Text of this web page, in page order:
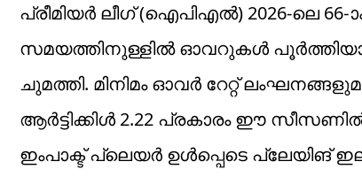
പ്രീമിയർ ലീഗ് (ഐപിഎൽ) 2026-ലെ
സമയത്തിനുള്ളിൽ ഓവറുകൾ
ചുമത്തി. മിനിമം ഓവർ റേറ്റ്
ആർട്ടിക്കിൾ 2.22 പ്രകാരം ഈ
ഇംപാക്ട് പ്ലെയർ ഉൾപ്പെടെ പ്ലേയിങ്